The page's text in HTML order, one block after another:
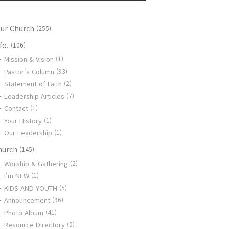
Church (255)
(106)
Mission & Vision (1)
Pastor's Column (93)
Statement of Faith (2)
Leadership Articles (7)
Contact (1)
Your History (1)
Our Leadership (1)
(145)
Worship & Gathering (2)
I'm NEW (1)
KIDS AND YOUTH (5)
Announcement (96)
Photo Album (41)
Resource Directory (0)